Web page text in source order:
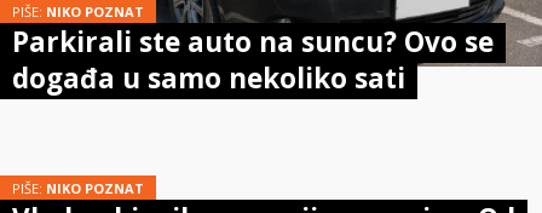
PIŠE: NIKO POZNAT
Parkirali ste auto na suncu? Ovo se
događa u samo nekoliko sati
PIŠE: NIKO POZNAT